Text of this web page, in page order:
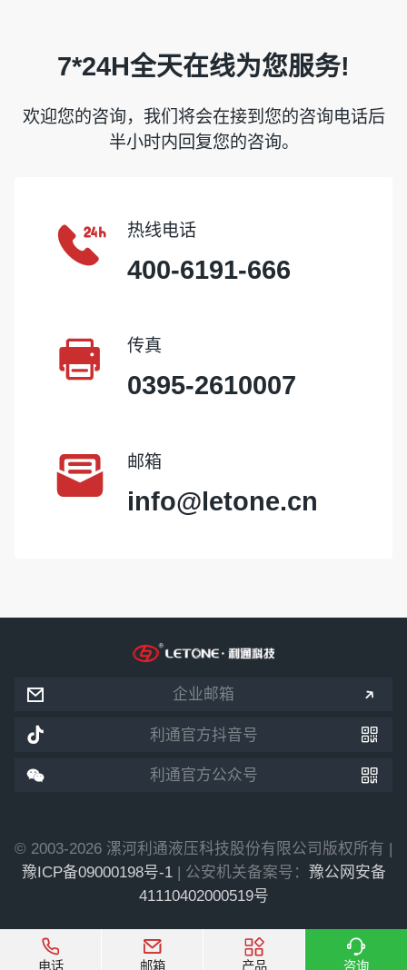
7*24H全天在线为您服务!
欢迎您的咨询，我们将会在接到您的咨询电话后
半小时内回复您的咨询。
 热线电话
400-6191-666
 传真
0395-2610007
 邮箱
info@letone.cn

电话

邮箱

产品

咨询
 企业邮箱 
 利通官方抖音号 
 利通官方公众号 
© 2003-2026 漯河利通液压科技股份有限公司版权所有 |
豫ICP备09000198号-1| 公安机关备案号： 豫公网安备
41110402000519号